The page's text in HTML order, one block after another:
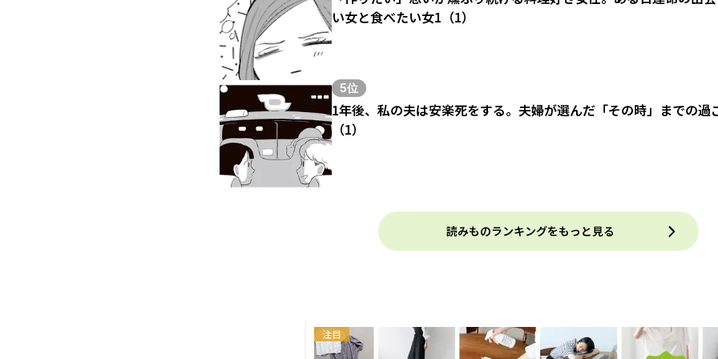
い女と食べたい女1（1）
5位
1年後、私の夫は安楽死をする。夫婦が選んだ「その時」までの過
（1）
読みものランキングをもっと見る
注目